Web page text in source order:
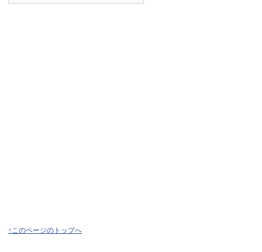
↑このページのトップへ